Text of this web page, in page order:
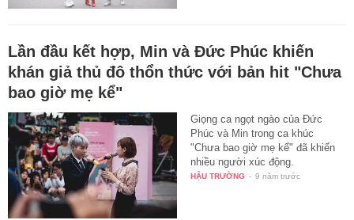
Lần đầu kết hợp, Min và Đức Phúc khiến
khán giả thủ đô thổn thức với bản hit "Chưa
bao giờ mẹ kể"
Giọng ca ngọt ngào của Đức
Phúc và Min trong ca khúc
"Chưa bao giờ mẹ kể" đã khiến
nhiều người xúc động.
HẬU TRƯỜNG - 9 năm trước